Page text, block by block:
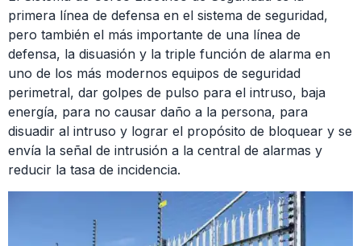
primera línea de defensa en el sistema de seguridad,
pero también el más importante de una línea de
defensa, la disuasión y la triple función de alarma en
uno de los más modernos equipos de seguridad
perimetral, dar golpes de pulso para el intruso, baja
energía, para no causar daño a la persona, para
disuadir al intruso y lograr el propósito de bloquear y se
envía la señal de intrusión a la central de alarmas y
reducir la tasa de incidencia.